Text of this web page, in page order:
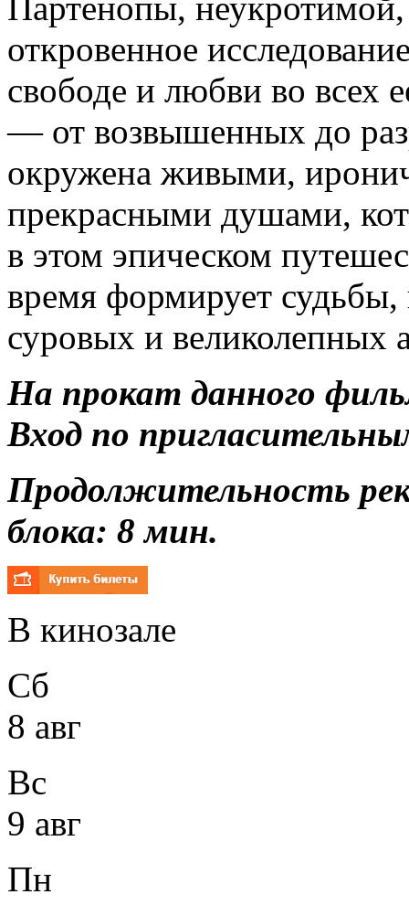
откровенное
свободе и любви во всех
— от возвышенных до
окружена живыми,
прекрасными душами,
в этом эпическом
время формирует судьбы,
суровых и великолепных
На прокат данного
Вход по
Продолжительность
блока: 8 мин.
В кинозале
Сб
8 авг
Вс
9 авг
Пн